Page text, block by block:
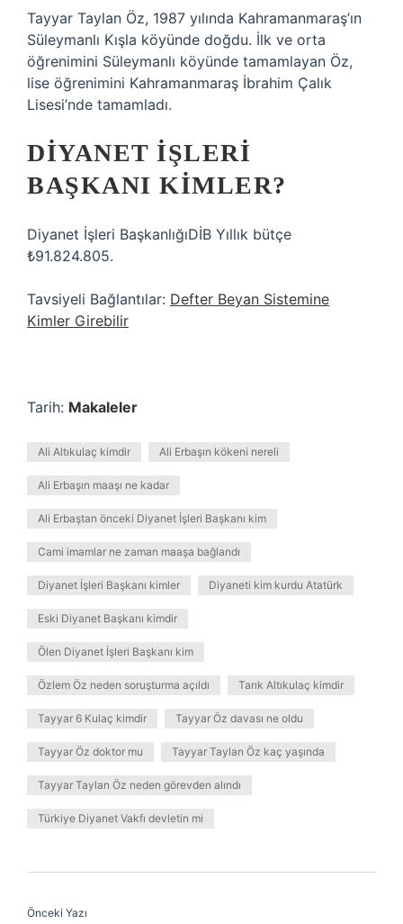
Tayyar Taylan Öz, 1987 yılında Kahramanmaraş’ın
Süleymanlı Kışla köyünde doğdu. İlk ve orta
öğrenimini Süleymanlı köyünde tamamlayan Öz,
lise öğrenimini Kahramanmaraş İbrahim Çalık
Lisesi’nde tamamladı.
DIYANET İŞLERI
BAŞKANI KIMLER?
Diyanet İşleri BaşkanlığıDİB Yıllık bütçe
₺91.824.805.
Tavsiyeli Bağlantılar: Defter Beyan Sistemine
Kimler Girebilir
Tarih: Makaleler
Ali Altıkulaç kimdir Ali Erbaşın kökeni nereli
Ali Erbaşın maaşı ne kadar
Ali Erbaştan önceki Diyanet İşleri Başkanı kim
Cami imamlar ne zaman maaşa bağlandı
Diyanet İşleri Başkanı kimler Diyaneti kim kurdu Atatürk
Eski Diyanet Başkanı kimdir
Ölen Diyanet İşleri Başkanı kim
Özlem Öz neden soruşturma açıldı Tarık Altıkulaç kimdir
Tayyar 6 Kulaç kimdir Tayyar Öz davası ne oldu
Tayyar Öz doktor mu Tayyar Taylan Öz kaç yaşında
Tayyar Taylan Öz neden görevden alındı
Türkiye Diyanet Vakfı devletin mi
Önceki Yazı